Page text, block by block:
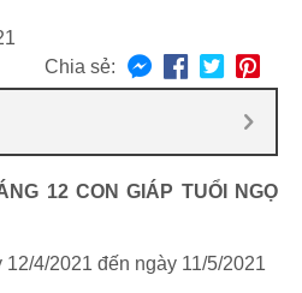
Chia sẻ:
12 CON GIÁP TUỔI NGỌ
4/2021 đến ngày 11/5/2021